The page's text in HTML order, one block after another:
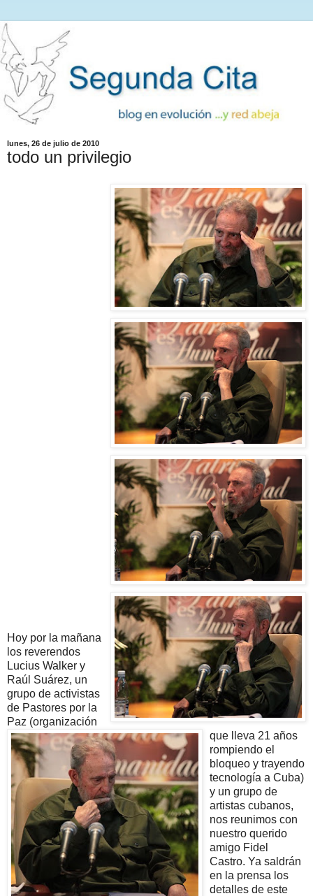
lunes, 26 de julio de 2010
todo un privilegio
Hoy por la mañana
los reverendos
Lucius Walker y
Raúl Suárez, un
grupo de activistas
de Pastores por la
Paz (organización
que lleva 21 años
rompiendo el
bloqueo y trayendo
tecnología a Cuba)
y un grupo de
artistas cubanos,
nos reunimos con
nuestro querido
amigo Fidel
Castro. Ya saldrán
en la prensa los
detalles de este